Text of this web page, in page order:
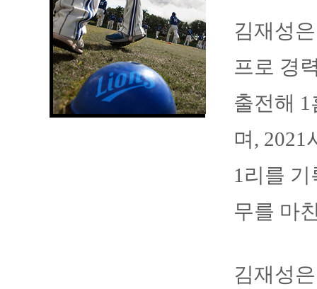
김재성
프로 경
출전해
며, 2021
1리를
무를 마
김재성